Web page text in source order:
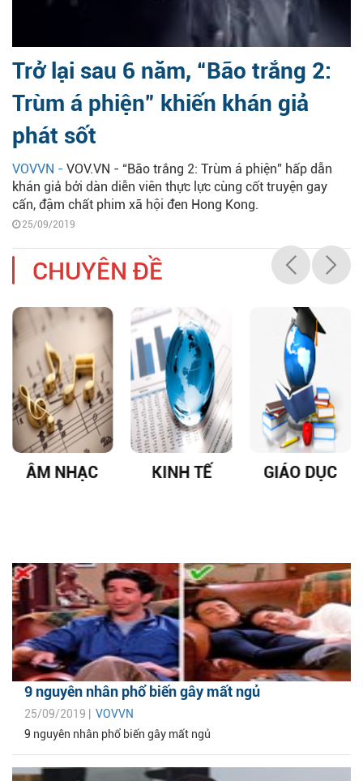
Trở lại sau 6 năm, “Bão trắng 2:
Trùm á phiện” khiến khán giả
phát sốt
VOVVN - VOV.VN - “Bão trắng 2: Trùm á phiện” hấp dẫn
khán giả bởi dàn diễn viên thực lực cùng cốt truyện gay
cấn, đậm chất phim xã hội đen Hong Kong.
25/09/2019
CHUYÊN ĐỀ
ÂM NHẠC KINH TẾ GIÁO DỤC
9 nguyên nhân phổ biến gây mất ngủ
25/09/2019 | VOVVN
9 nguyên nhân phổ biến gây mất ngủ